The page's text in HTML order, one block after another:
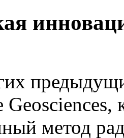
метод